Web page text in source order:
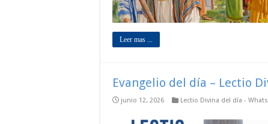
Leer mas ...
Evangelio del día – Lectio
junio 12, 2026 Lectio Divina del día -